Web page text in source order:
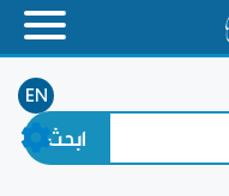
EN